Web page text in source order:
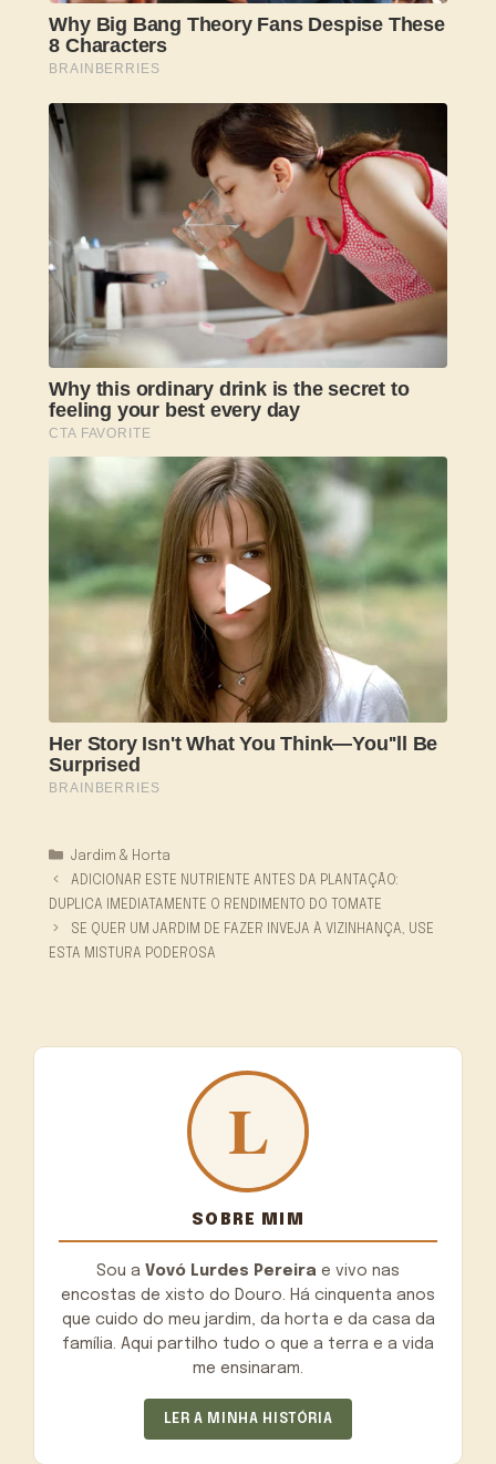
Categorias
Jardim & Horta
ADICIONAR ESTE NUTRIENTE ANTES DA PLANTAÇÃO:
DUPLICA IMEDIATAMENTE O RENDIMENTO DO TOMATE
SE QUER UM JARDIM DE FAZER INVEJA À VIZINHANÇA, USE
ESTA MISTURA PODEROSA
SOBRE MIM
Sou a Vovó Lurdes Pereira e vivo nas
encostas de xisto do Douro. Há cinquenta anos
que cuido do meu jardim, da horta e da casa da
família. Aqui partilho tudo o que a terra e a vida
me ensinaram.
LER A MINHA HISTÓRIA